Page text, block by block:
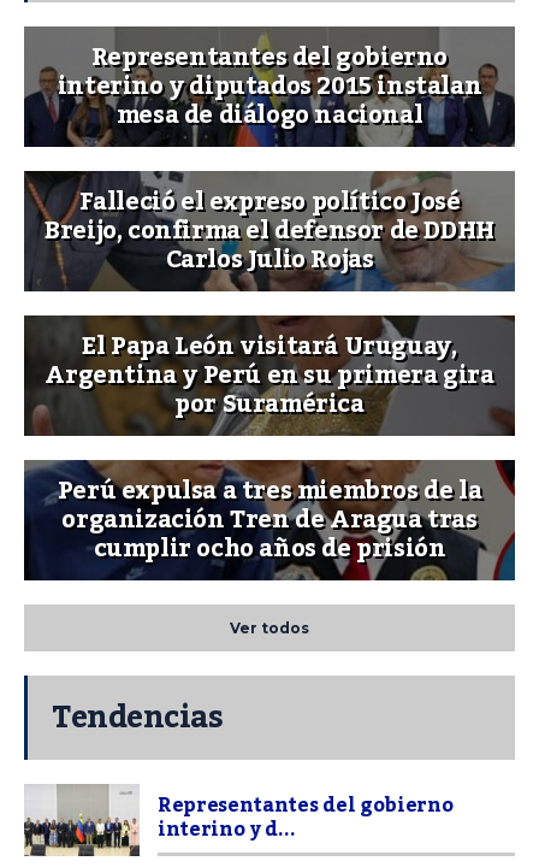
Representantes del gobierno
interino y diputados 2015 instalan
mesa de diálogo nacional
Falleció el expreso político José
Breijo, confirma el defensor de DDHH
Carlos Julio Rojas
El Papa León visitará Uruguay,
Argentina y Perú en su primera gira
por Suramérica
Perú expulsa a tres miembros de la
organización Tren de Aragua tras
cumplir ocho años de prisión
Ver todos
Tendencias
Representantes del gobierno
interino y d...